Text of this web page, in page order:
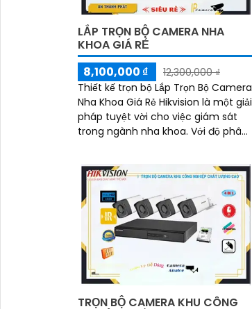
LẮP TRỌN BỘ CAMERA NHA
KHOA GIÁ RẺ
8,100,000 ₫
12,300,000 ₫
Thiết kế trọn bộ Lắp Trọn Bộ Camera
Nha Khoa Giá Rẻ Hikvision là một giải
pháp tuyệt vời cho việc giám sát
trong ngành nha khoa. Với độ phân
TRỌN BỘ CAMERA KHU CÔNG